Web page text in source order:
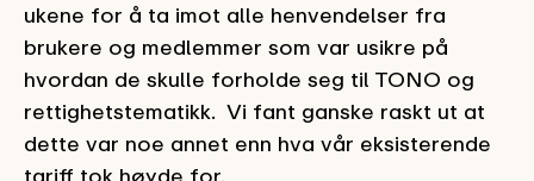
ukene for å ta imot alle henvendelser fra
brukere og medlemmer som var usikre på
hvordan de skulle forholde seg til TONO og
rettighetstematikk. Vi fant ganske raskt ut at
dette var noe annet enn hva vår eksisterende
tariff tok høyde for.